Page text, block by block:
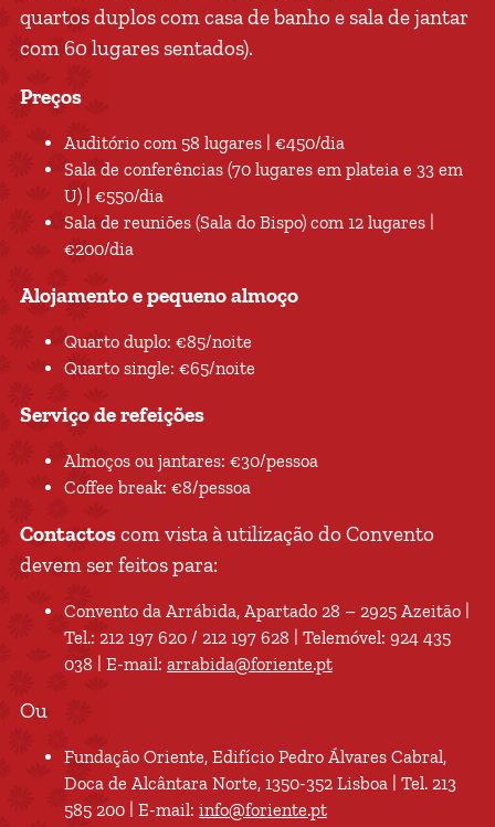
quartos duplos com casa de banho e sala de jantar
com 60 lugares sentados).
Preços
Auditório com 58 lugares | €450/dia
Sala de conferências (70 lugares em plateia e 33 em
U) | €550/dia
Sala de reuniões (Sala do Bispo) com 12 lugares |
€200/dia
Alojamento e pequeno almoço
Quarto duplo: €85/noite
Quarto single: €65/noite
Serviço de refeições
Almoços ou jantares: €30/pessoa
Coffee break: €8/pessoa
Contactoscom vista à utilização do Convento
devem ser feitos para:
Convento da Arrábida, Apartado 28 – 2925 Azeitão |
Tel.: 212 197 620 / 212 197 628 | Telemóvel: 924 435
038 | E-mail: arrabida@foriente.pt
Ou
Fundação Oriente, Edifício Pedro Álvares Cabral,
Doca de Alcântara Norte, 1350-352 Lisboa | Tel. 213
585 200 | E-mail: info@foriente.pt